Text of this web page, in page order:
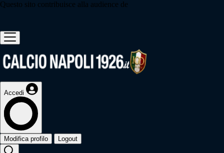
Questo sito contribuisce alla audience de
Accedi
Modifica profilo Logout